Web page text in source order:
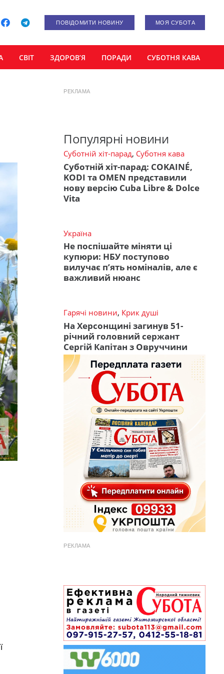
ПОВІДОМИТИ НОВИНУ МОЯ СУБОТА
СВІТ ЗДОРОВ’Я ПОРАДИ СУБОТНЯ КАВА
РЕКЛАМА
Популярні новини
Суботній хіт-парад, Суботня кава
Суботній хіт-парад: COKAINÉ,
KODI та OMEN представили
нову версію Cuba Libre & Dolce
Vita
Україна
Не поспішайте міняти ці
купюри: НБУ поступово
вилучає п’ять номіналів, але є
важливий нюанс
Гарячі новини, Крик душі
На Херсонщині загинув 51-
річний головний сержант
Сергій Капітан з Овруччини
РЕКЛАМА